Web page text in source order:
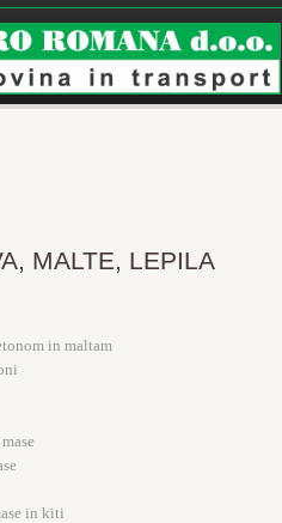
MALTE, LEPILA
in maltam
in kiti